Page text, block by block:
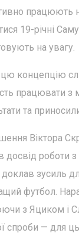
працюють
19-річні
на увагу.
концепцію
працювати з
та
Віктора
досвід роботи
зусиль
футбол.
з Яциком і
спроби — для